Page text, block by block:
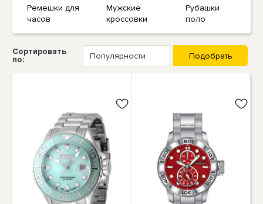
Ремешки для
часов
Мужские
кроссовки
Рубашки
поло
Сортировать
по: